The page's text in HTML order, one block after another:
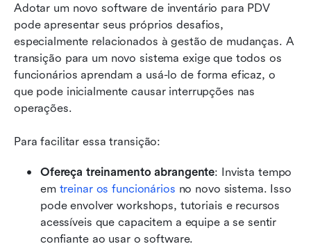
Adotar um novo software de inventário para PDV
pode apresentar seus próprios desafios,
especialmente relacionados à gestão de mudanças. A
transição para um novo sistema exige que todos os
funcionários aprendam a usá-lo de forma eficaz, o
que pode inicialmente causar interrupções nas
operações.
Para facilitar essa transição:
Ofereça treinamento abrangente: Invista tempo
em treinar os funcionários no novo sistema. Isso
pode envolver workshops, tutoriais e recursos
acessíveis que capacitem a equipe a se sentir
confiante ao usar o software.